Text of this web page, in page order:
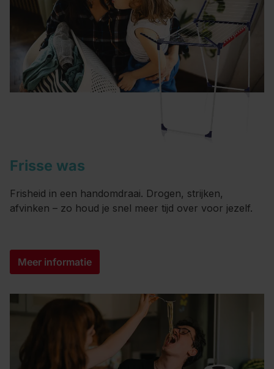
Frisse was
Frisheid in een handomdraai. Drogen, strijken,
afvinken – zo houd je snel meer tijd over voor jezelf.
Meer informatie